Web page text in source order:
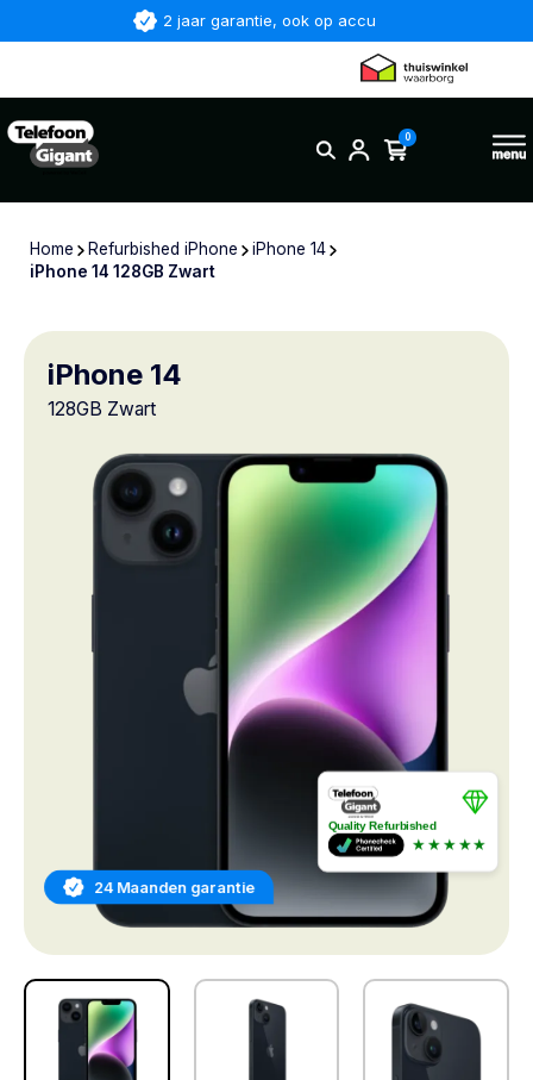
2 jaar garantie, ook op accu
0
Home Refurbished iPhone
iPhone 14
iPhone 14 128GB Zwart
24 Maanden garantie
iPhone 14
128GB Zwart
Quality Refurbished
★★★★★